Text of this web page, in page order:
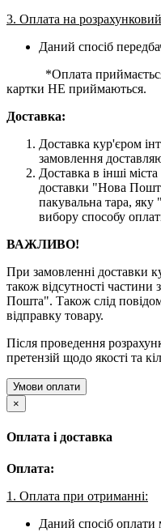
3. Оплата на
Даний спосіб
*Оплата приймається за
картки НЕ приймаються.
Доставка:
Доставка кур'єром
замовлення
Доставка в інші
доставки "Нова
пакувальна тара,
вибору способу
ВАЖЛИВО!
При замовленні доставки
також відсутності
Пошта". Також слід
відправку товару.
Після проведення
претензій щодо якості та
Умови оплати
×
Оплата і доставка
Оплата:
1. Оплата при отриманні:
Даний спосіб оплати